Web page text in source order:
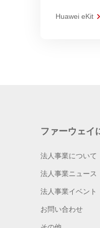
Huawei eKit
ファーウェイ
法人事業について
法人事業ニュース
法人事業イベント
お問い合わせ